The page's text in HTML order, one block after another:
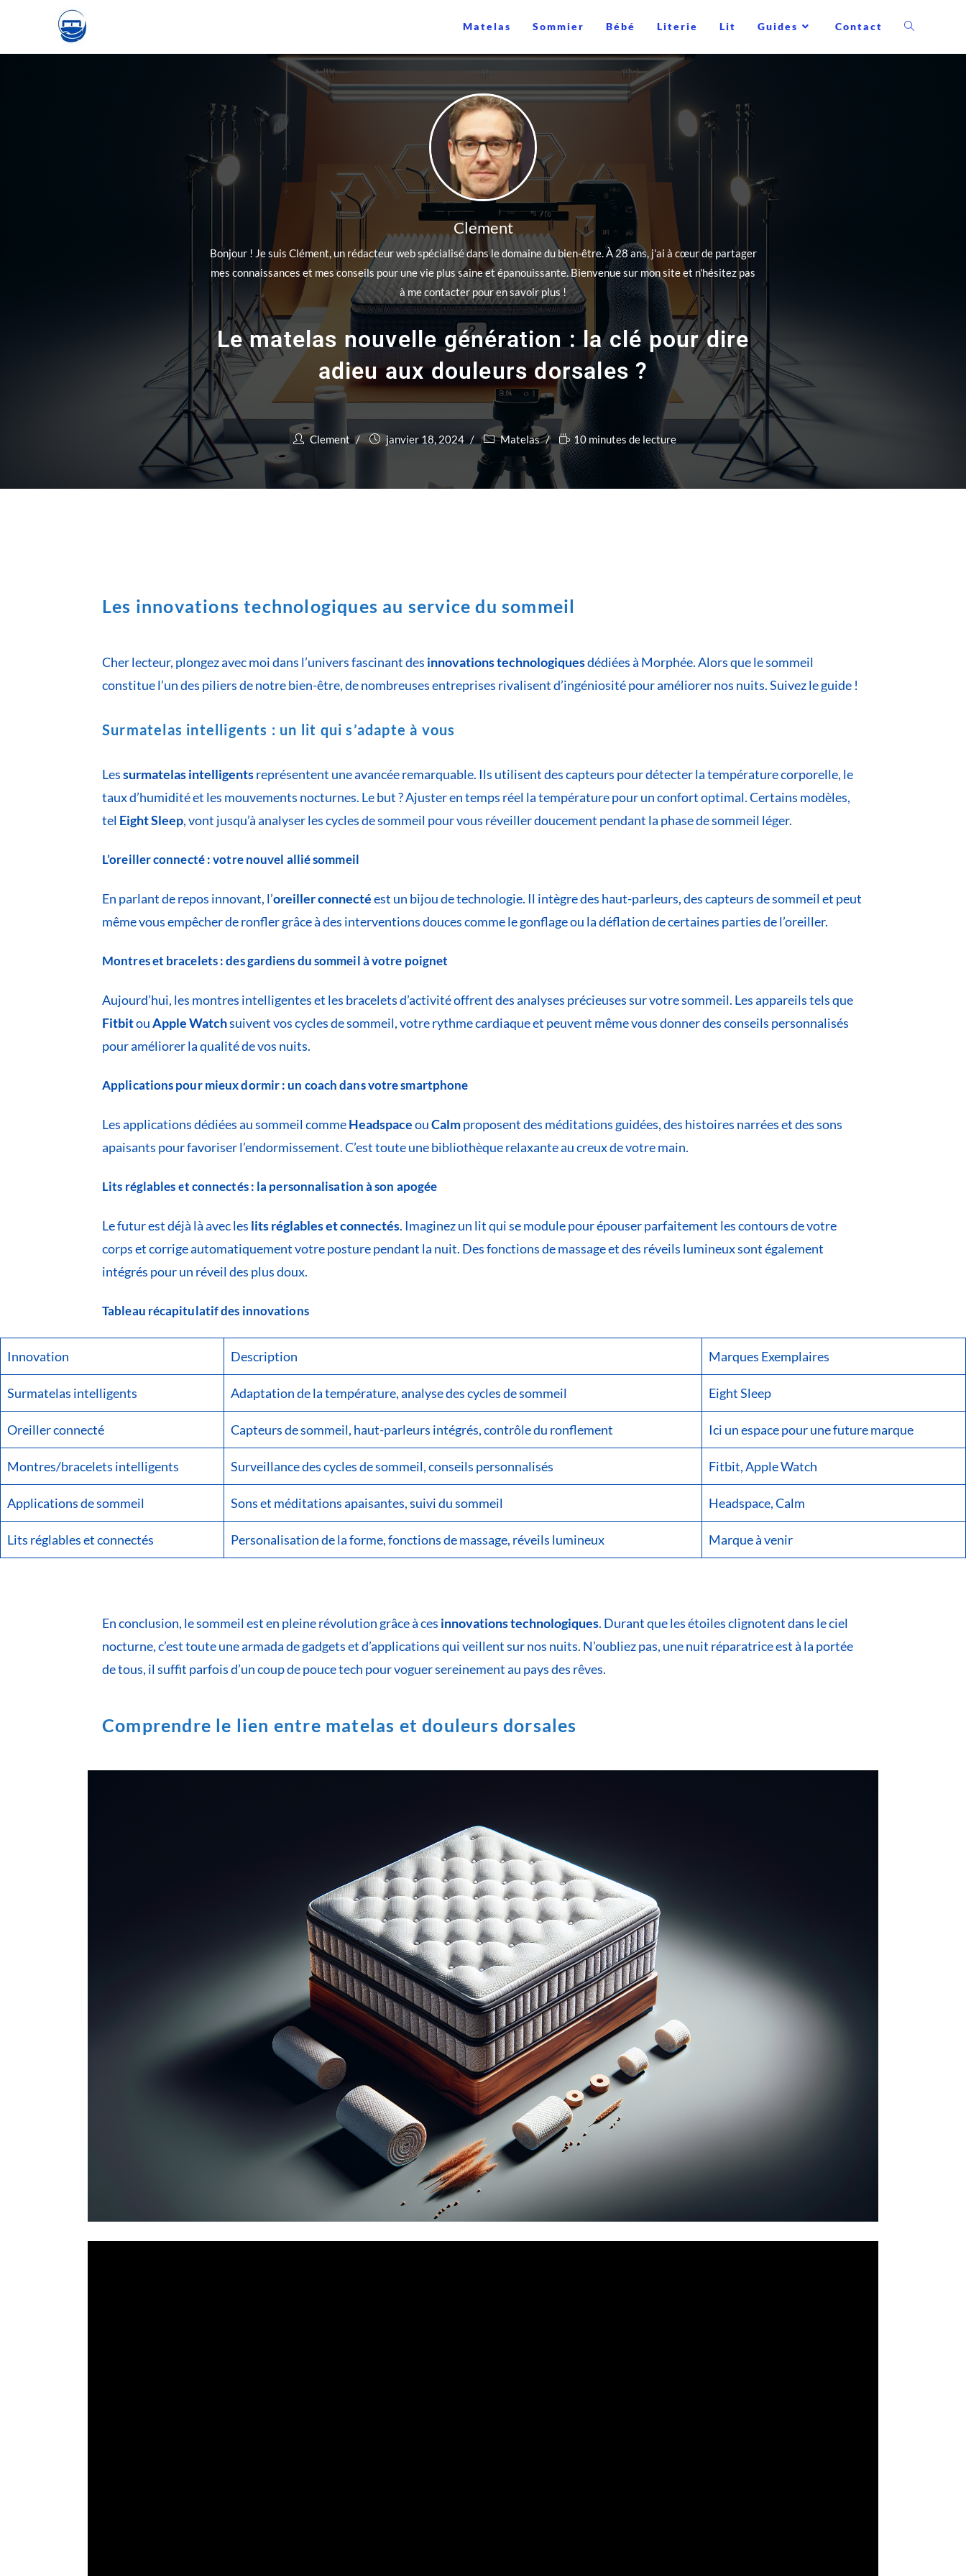
Matelas Sommier Bébé Literie Lit Guides Contact
Clement
Bonjour ! Je suis Clément, un rédacteur web spécialisé dans le domaine du bien-être. À 28 ans, j'ai à cœur de partager
mes connaissances et mes conseils pour une vie plus saine et épanouissante. Bienvenue sur mon site et n'hésitez pas
à me contacter pour en savoir plus !
Le matelas nouvelle génération : la clé pour dire
adieu aux douleurs dorsales ?
Clement janvier 18, 2024 Matelas 10 minutes de lecture
Les innovations technologiques au service du sommeil
Cher lecteur, plongez avec moi dans l’univers fascinant des innovations technologiquesdédiées à Morphée. Alors que le sommeil
constitue l’un des piliers de notre bien-être, de nombreuses entreprises rivalisent d’ingéniosité pour améliorer nos nuits. Suivez le guide !
Surmatelas intelligents : un lit qui s’adapte à vous
Lessurmatelas intelligentsreprésentent une avancée remarquable. Ils utilisent des capteurs pour détecter la température corporelle, le
taux d’humidité et les mouvements nocturnes. Le but ? Ajuster en temps réel la température pour un confort optimal. Certains modèles,
tel Eight Sleep, vont jusqu’à analyser les cycles de sommeil pour vous réveiller doucement pendant la phase de sommeil léger.
L’oreiller connecté : votre nouvel allié sommeil
En parlant de repos innovant, l’oreiller connectéest un bijou de technologie. Il intègre des haut-parleurs, des capteurs de sommeil et peut
même vous empêcher de ronfler grâce à des interventions douces comme le gonflage ou la déflation de certaines parties de l’oreiller.
Montres et bracelets : des gardiens du sommeil à votre poignet
Aujourd’hui, les montres intelligentes et les bracelets d’activité offrent des analyses précieuses sur votre sommeil. Les appareils tels que
FitbitouApple Watchsuivent vos cycles de sommeil, votre rythme cardiaque et peuvent même vous donner des conseils personnalisés
pour améliorer la qualité de vos nuits.
Applications pour mieux dormir : un coach dans votre smartphone
Les applications dédiées au sommeil commeHeadspaceouCalmproposent des méditations guidées, des histoires narrées et des sons
apaisants pour favoriser l’endormissement. C’est toute une bibliothèque relaxante au creux de votre main.
Lits réglables et connectés : la personnalisation à son apogée
Le futur est déjà là avec les lits réglables et connectés. Imaginez un lit qui se module pour épouser parfaitement les contours de votre
corps et corrige automatiquement votre posture pendant la nuit. Des fonctions de massage et des réveils lumineux sont également
intégrés pour un réveil des plus doux.
Tableau récapitulatif des innovations
Innovation Description Marques Exemplaires
Surmatelas intelligents Adaptation de la température, analyse des cycles de sommeil Eight Sleep
Oreiller connecté Capteurs de sommeil, haut-parleurs intégrés, contrôle du ronflement Ici un espace pour une future marque
Montres/bracelets intelligents Surveillance des cycles de sommeil, conseils personnalisés Fitbit, Apple Watch
Applications de sommeil Sons et méditations apaisantes, suivi du sommeil Headspace, Calm
Lits réglables et connectés Personalisation de la forme, fonctions de massage, réveils lumineux Marque à venir
En conclusion, le sommeil est en pleine révolution grâce à ces innovations technologiques. Durant que les étoiles clignotent dans le ciel
nocturne, c’est toute une armada de gadgets et d’applications qui veillent sur nos nuits. N’oubliez pas, une nuit réparatrice est à la portée
de tous, il suffit parfois d’un coup de pouce tech pour voguer sereinement au pays des rêves.
Comprendre le lien entre matelas et douleurs dorsales